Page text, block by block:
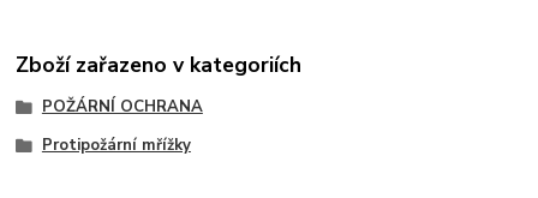
Zboží zařazeno v kategoriích
POŽÁRNÍ OCHRANA
Protipožární mřížky